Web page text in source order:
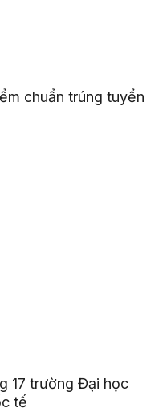
chuẩn trúng tuyển
17 trường Đại học
tế